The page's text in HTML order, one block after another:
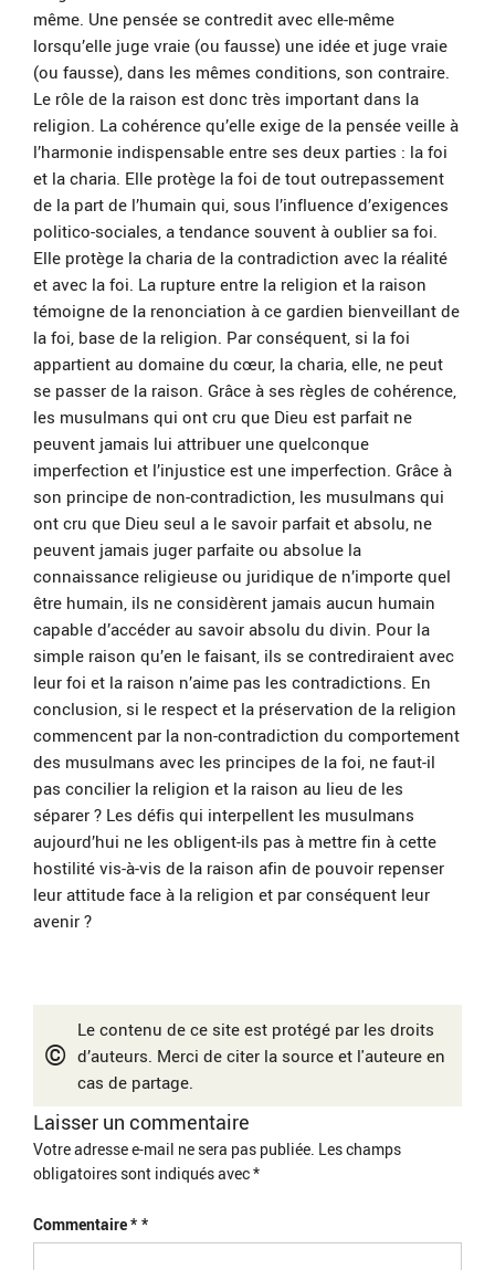
même. Une pensée se contredit avec elle-même
lorsqu’elle juge vraie (ou fausse) une idée et juge vraie
(ou fausse), dans les mêmes conditions, son contraire.
Le rôle de la raison est donc très important dans la
religion. La cohérence qu’elle exige de la pensée veille à
l’harmonie indispensable entre ses deux parties : la foi
et la charia. Elle protège la foi de tout outrepassement
de la part de l’humain qui, sous l’influence d’exigences
politico-sociales, a tendance souvent à oublier sa foi.
Elle protège la charia de la contradiction avec la réalité
et avec la foi. La rupture entre la religion et la raison
témoigne de la renonciation à ce gardien bienveillant de
la foi, base de la religion. Par conséquent, si la foi
appartient au domaine du cœur, la charia, elle, ne peut
se passer de la raison. Grâce à ses règles de cohérence,
les musulmans qui ont cru que Dieu est parfait ne
peuvent jamais lui attribuer une quelconque
imperfection et l’injustice est une imperfection. Grâce à
son principe de non-contradiction, les musulmans qui
ont cru que Dieu seul a le savoir parfait et absolu, ne
peuvent jamais juger parfaite ou absolue la
connaissance religieuse ou juridique de n’importe quel
être humain, ils ne considèrent jamais aucun humain
capable d’accéder au savoir absolu du divin. Pour la
simple raison qu’en le faisant, ils se contrediraient avec
leur foi et la raison n’aime pas les contradictions. En
conclusion, si le respect et la préservation de la religion
commencent par la non-contradiction du comportement
des musulmans avec les principes de la foi, ne faut-il
pas concilier la religion et la raison au lieu de les
séparer ? Les défis qui interpellent les musulmans
aujourd’hui ne les obligent-ils pas à mettre fin à cette
hostilité vis-à-vis de la raison afin de pouvoir repenser
leur attitude face à la religion et par conséquent leur
avenir ?
©
Le contenu de ce site est protégé par les droits
d’auteurs. Merci de citer la source et l'auteure en
cas de partage.
Laisser un commentaire
Votre adresse e-mail ne sera pas publiée. Les champs
obligatoires sont indiqués avec*
Commentaire*